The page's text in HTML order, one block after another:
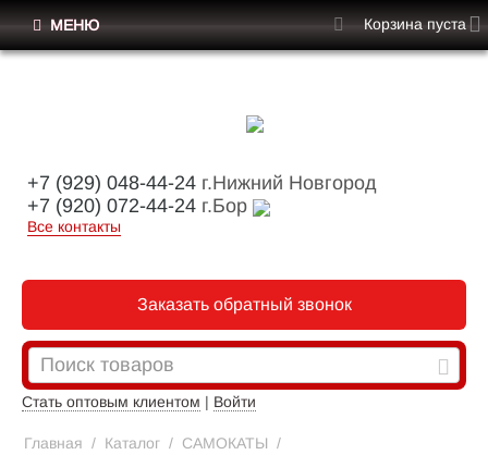
+7 (929) 048-44-24 г.Нижний Новгород
+7 (920) 072-44-24 г.Бор
Все контакты
Заказать обратный звонок
Стать оптовым клиентом | Войти
МЕНЮ Корзина пуста
Главная / Каталог / САМОКАТЫ /